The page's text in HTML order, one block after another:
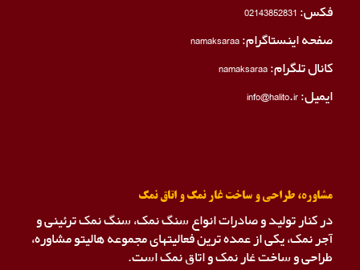
فکس:02143852831
صفحه اینستاگرام:namaksaraa
کانال تلگرام:namaksaraa
ایمیل: info@halito.ir
مشاوره، طراحی و ساخت غار نمک و اتاق نمک
در کنار تولید و صادرات انواع سنگ نمک، سنگ نمک ترئینی و
آجر نمک، یکی از عمده ترین فعالیتهای مجموعه هالیتو مشاوره،
طراحی و ساخت غار نمک و اتاق نمک است.